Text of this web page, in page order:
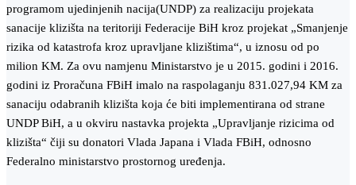
programom ujedinjenih nacija(UNDP) za realizaciju projekata
sanacije klizišta na teritoriji Federacije BiH kroz projekat „Smanjenje
rizika od katastrofa kroz upravljane klizištima“, u iznosu od po
milion KM. Za ovu namjenu Ministarstvo je u 2015. godini i 2016.
godini iz Proračuna FBiH imalo na raspolaganju 831.027,94 KM za
sanaciju odabranih klizišta koja će biti implementirana od strane
UNDP BiH, a u okviru nastavka projekta „Upravljanje rizicima od
klizišta“ čiji su donatori Vlada Japana i Vlada FBiH, odnosno
Federalno ministarstvo prostornog uređenja.